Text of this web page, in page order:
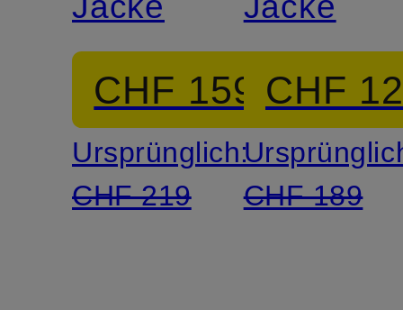
CHF 159
Ursprünglich:
CHF 219
CHF
CHF 189